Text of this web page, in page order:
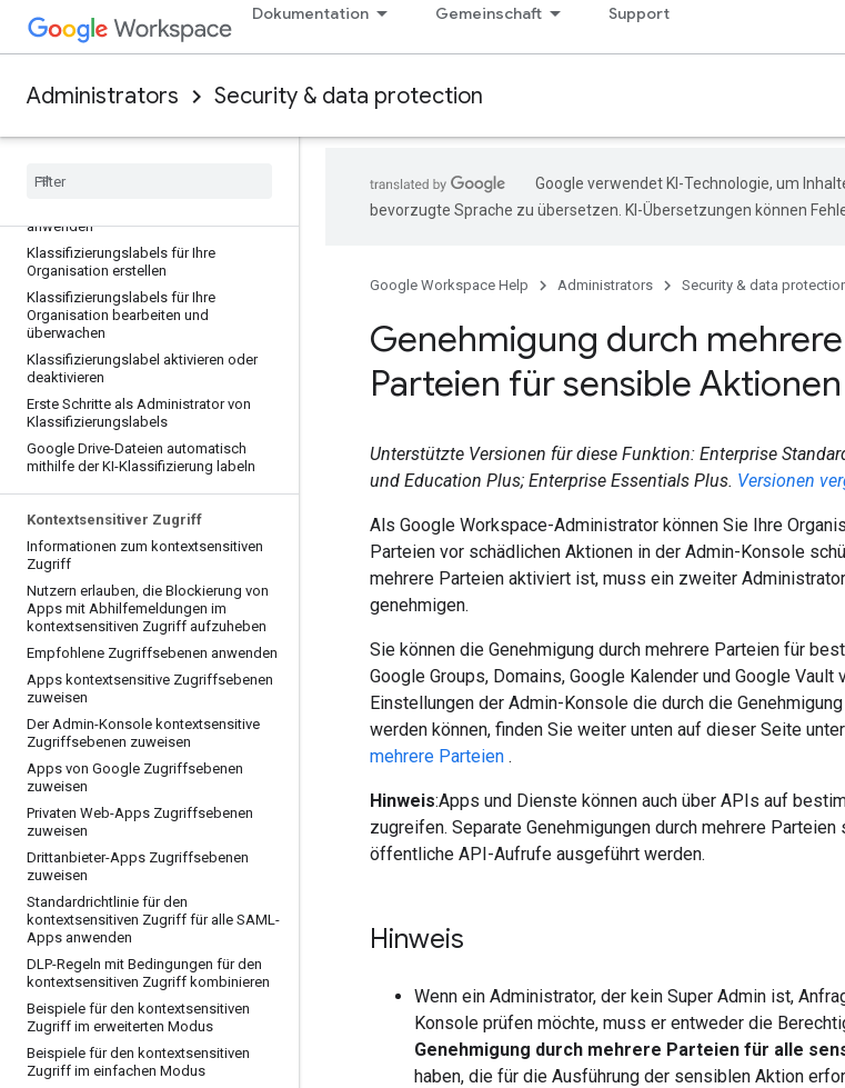
Dokumentation Gemeinschaft Support
Administrators Security & data protection
Protokolle und Berichte zur
clientseitigen Verschlüsselung aufrufen
Klassifizierungslabels
Klassifizierungslabels automatisch mit
anwenden
Klassifizierungslabels für Ihre
Organisation erstellen
Klassifizierungslabels für Ihre
Organisation bearbeiten und
überwachen
Klassifizierungslabel aktivieren oder
deaktivieren
Erste Schritte als Administrator von
Klassifizierungslabels
Google Drive-Dateien automatisch
mithilfe der KI-Klassifizierung labeln
Kontextsensitiver Zugriff
Informationen zum kontextsensitiven
Zugriff
Nutzern erlauben, die Blockierung von
Apps mit Abhilfemeldungen im
kontextsensitiven Zugriff aufzuheben
Empfohlene Zugriffsebenen anwenden
Apps kontextsensitive Zugriffsebenen
zuweisen
Der Admin-Konsole kontextsensitive
Zugriffsebenen zuweisen
Apps von Google Zugriffsebenen
zuweisen
Privaten Web-Apps Zugriffsebenen
zuweisen
Drittanbieter-Apps Zugriffsebenen
zuweisen
Standardrichtlinie für den
kontextsensitiven Zugriff für alle SAML-
Apps anwenden
DLP-Regeln mit Bedingungen für den
kontextsensitiven Zugriff kombinieren
Beispiele für den kontextsensitiven
Zugriff im erweiterten Modus
Beispiele für den kontextsensitiven
Zugriff im einfachen Modus
Google verwendet KI-Technologie, um
bevorzugte Sprache zu übersetzen. KI-Übersetzungen können
Google Workspace Help Administrators Security & data
Genehmigung durch mehrere
Parteien für sensible Aktionen
Unterstützte Versionen für diese Funktion: Enterprise
und Education Plus; Enterprise Essentials Plus. Versionen
Als Google Workspace-Administrator können Sie Ihre
Parteien vor schädlichen Aktionen in der Admin-Konsole
mehrere Parteien aktiviert ist, muss ein zweiter
genehmigen.
Sie können die Genehmigung durch mehrere Parteien für
Google Groups, Domains, Google Kalender und Google
Einstellungen der Admin-Konsole die durch die
werden können, finden Sie weiter unten auf dieser Seite unter
mehrere Parteien .
Hinweis:Apps und Dienste können auch über APIs auf
zugreifen. Separate Genehmigungen durch mehrere
öffentliche API-Aufrufe ausgeführt werden.
Hinweis
Wenn ein Administrator, der kein Super Admin ist,
Konsole prüfen möchte, muss er entweder die
Genehmigung durch mehrere Parteien für alle
haben, die für die Ausführung der sensiblen Aktion